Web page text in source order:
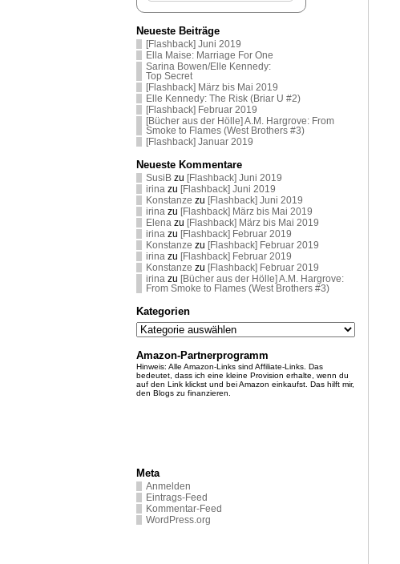
Neueste Beiträge
[Flashback] Juni 2019
Ella Maise: Marriage For One
Sarina Bowen/Elle Kennedy:
Top Secret
[Flashback] März bis Mai 2019
Elle Kennedy: The Risk (Briar U #2)
[Flashback] Februar 2019
[Bücher aus der Hölle] A.M. Hargrove: From
Smoke to Flames (West Brothers #3)
[Flashback] Januar 2019
Neueste Kommentare
SusiB zu [Flashback] Juni 2019
irina zu [Flashback] Juni 2019
Konstanze zu [Flashback] Juni 2019
irina zu [Flashback] März bis Mai 2019
Elena zu [Flashback] März bis Mai 2019
irina zu [Flashback] Februar 2019
Konstanze zu [Flashback] Februar 2019
irina zu [Flashback] Februar 2019
Konstanze zu [Flashback] Februar 2019
irina zu [Bücher aus der Hölle] A.M. Hargrove:
From Smoke to Flames (West Brothers #3)
Kategorien
Kategorien
Amazon-Partnerprogramm
Hinweis: Alle Amazon-Links sind Affiliate-Links. Das
bedeutet, dass ich eine kleine Provision erhalte, wenn du
auf den Link klickst und bei Amazon einkaufst. Das hilft mir,
den Blogs zu finanzieren.
Meta
Anmelden
Eintrags-Feed
Kommentar-Feed
WordPress.org